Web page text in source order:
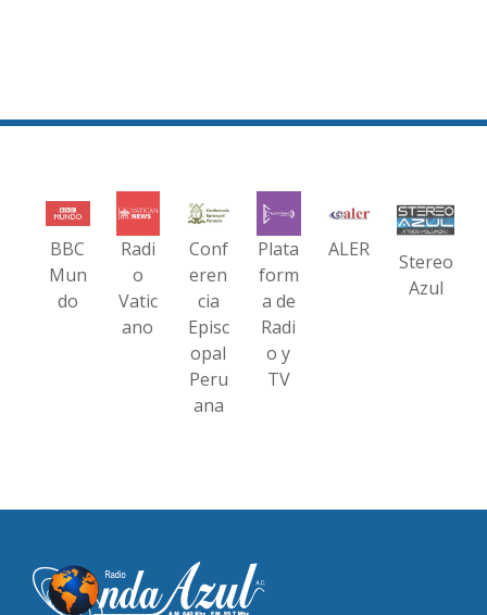
BBC
Mun
do
Radi
o
Vatic
ano
Conf
eren
cia
Episc
opal
Peru
ana
Plata
form
a de
Radi
o y
TV
ALER
Stereo
Azul